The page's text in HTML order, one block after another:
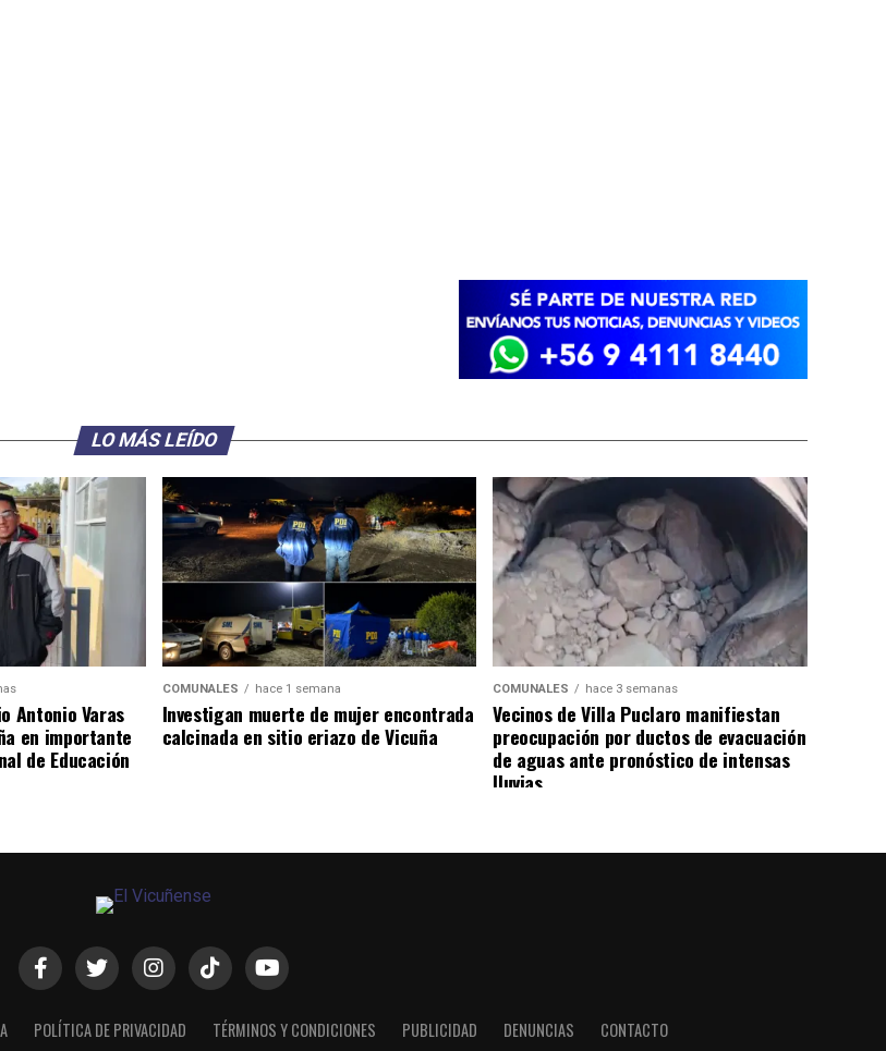
LO MÁS LEÍDO
Antonio Varas
en importante
de Educación
COMUNALES hace 1 semana
Investigan muerte de mujer encontrada
calcinada en sitio eriazo de Vicuña
COMUNALES hace 3 semanas
Vecinos de Villa Puclaro manifiestan
preocupación por ductos de evacuación
de aguas ante pronóstico de intensas
lluvias
POLÍTICA DE PRIVACIDAD TÉRMINOS Y CONDICIONES PUBLICIDAD DENUNCIAS CONTACTO